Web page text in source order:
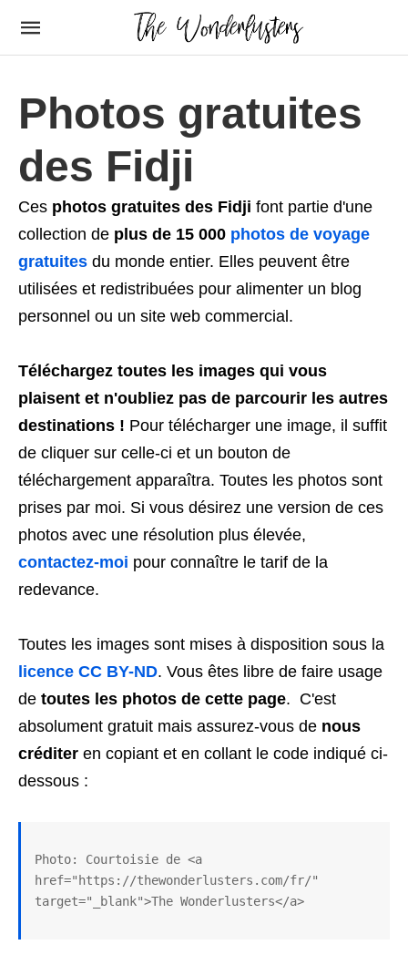
Photos gratuites
des Fidji
Ces photos gratuites des Fidji font partie d'une
collection de plus de 15 000 photos de voyage
gratuites du monde entier. Elles peuvent être
utilisées et redistribuées pour alimenter un blog
personnel ou un site web commercial.
Téléchargez toutes les images qui vous
plaisent et n'oubliez pas de parcourir les autres
destinations ! Pour télécharger une image, il suffit
de cliquer sur celle-ci et un bouton de
téléchargement apparaîtra. Toutes les photos sont
prises par moi. Si vous désirez une version de ces
photos avec une résolution plus élevée,
contactez-moi pour connaître le tarif de la
redevance.
Toutes les images sont mises à disposition sous la
licence CC BY-ND. Vous êtes libre de faire usage
de toutes les photos de cette page. C'est
absolument gratuit mais assurez-vous de nous
créditer en copiant et en collant le code indiqué ci-
dessous :
Photo: Courtoisie de <a
href="https://thewonderlusters.com/fr/"
target="_blank">The Wonderlusters</a>